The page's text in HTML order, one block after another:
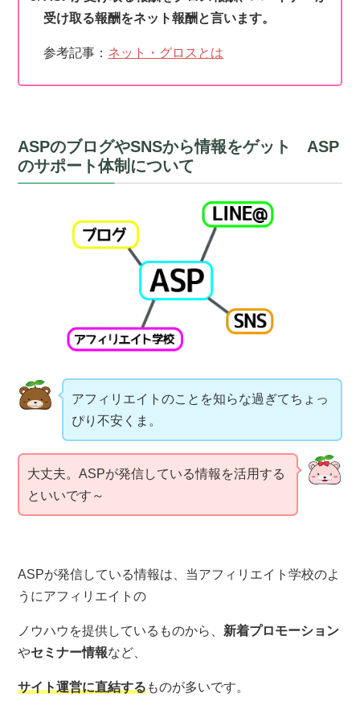
受け取る報酬をネット報酬と言います。
参考記事： ネット・グロスとは
ASPのブログやSNSから情報をゲット ASP
のサポート体制について
アフィリエイトのことを知らな過ぎてちょっ
ぴり不安くま。
大丈夫。ASPが発信している情報を活用する
といいです～
ASPが発信している情報は、当アフィリエイト学校のよ
うにアフィリエイトの
ノウハウを提供しているものから、 新着プロモーション
やセミナー情報など、
サイト運営に直結するものが多いです。